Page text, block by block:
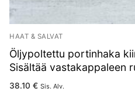
HAAT & SALVAT
Öljypoltettu portinhaka
Sisältää vastakappaleen
38.10 € Sis. Alv.